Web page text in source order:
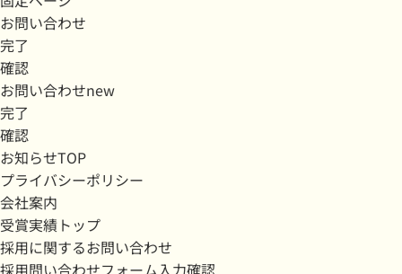
お問い合わせ
完了
確認
お問い合わせnew
完了
確認
お知らせTOP
プライバシーポリシー
会社案内
受賞実績トップ
採用に関するお問い合わせ
採用問い合わせフォーム入力確認